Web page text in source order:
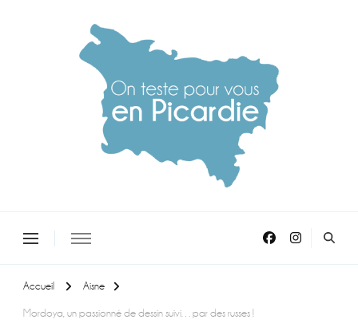
Accueil Aisne
Mordoya, un passionné de dessin suivi…par des russes !